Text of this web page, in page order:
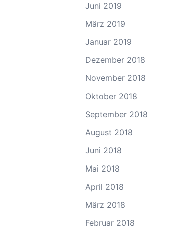
Juni 2019
März 2019
Januar 2019
Dezember 2018
November 2018
Oktober 2018
September 2018
August 2018
Juni 2018
Mai 2018
April 2018
März 2018
Februar 2018